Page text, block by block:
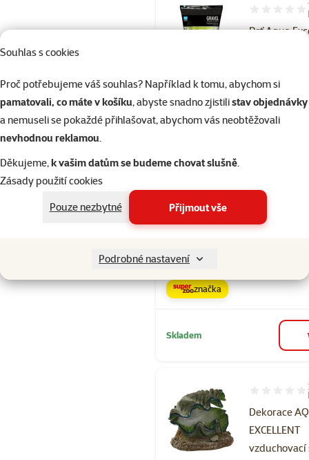
Souhlas s cookies
Proč potřebujeme váš souhlas? Například k tomu, abychom si
pamatovali, co máte v košíku, abyste snadno zjistilistav objednávky
a nemuseli se pokaždé přihlašovat, abychom vás neobtěžovali
nevhodnou reklamou.
Děkujeme,k vašim datům se budeme chovat slušně.
Zásady použití cookies
Pouze nezbytné
Přijmout vše
Podrobné nastavení
Drť Aqua
Hodnocení
značka
Písek Aqua
značka
Skladem
Dekorace
EXCELLENT
vzduchovací
Hodnocení